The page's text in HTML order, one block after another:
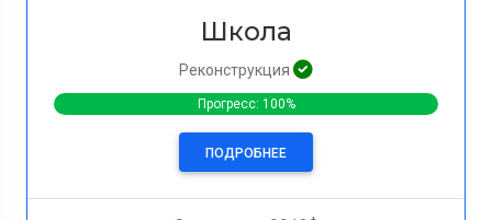
Школа
Реконструкция
Прогресс: 100%
ПОДРОБНЕЕ